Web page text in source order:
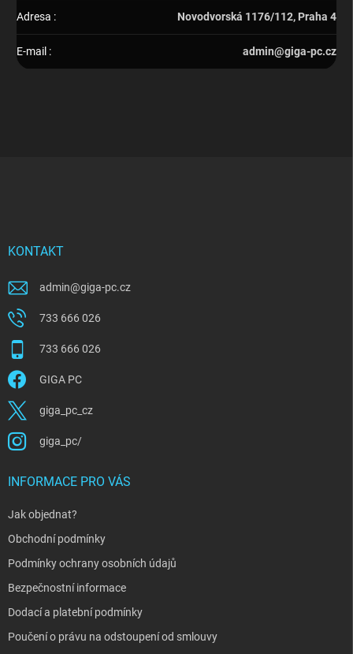
Adresa : Novodvorská 1176/112, Praha 4
E-mail : admin@giga-pc.cz
KONTAKT
admin@giga-pc.cz
733 666 026
733 666 026
GIGA PC
giga_pc_cz
giga_pc/
INFORMACE PRO VÁS
Jak objednat?
Obchodní podmínky
Podmínky ochrany osobních údajů
Bezpečnostní informace
Dodací a platební podmínky
Poučení o právu na odstoupení od smlouvy